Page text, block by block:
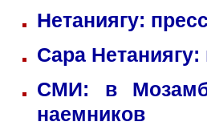
Нетаниягу:
Сара
СМИ: в
наемников